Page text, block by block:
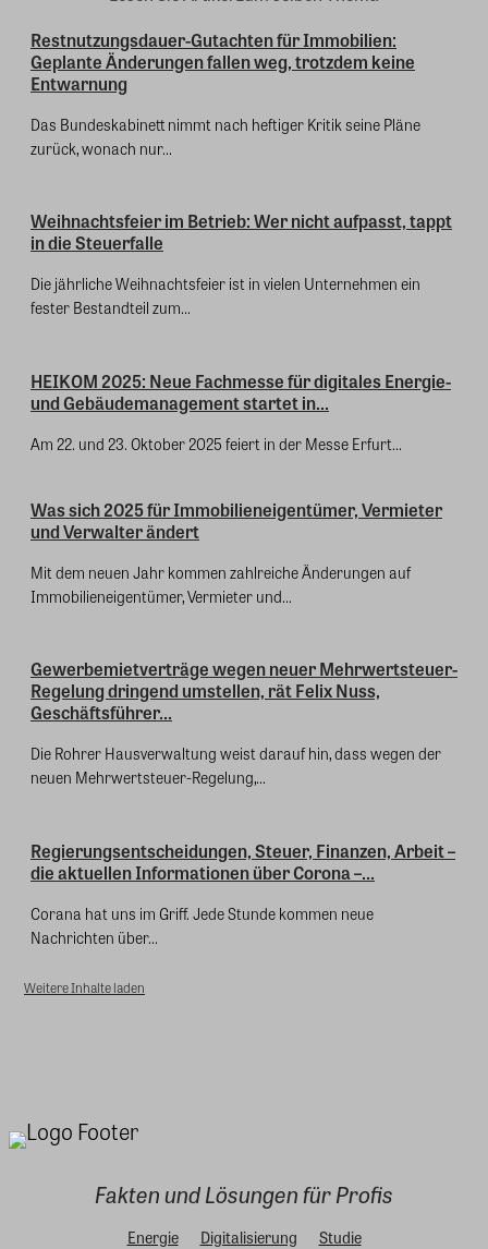
Restnutzungsdauer-Gutachten für Immobilien:
Geplante Änderungen fallen weg, trotzdem keine
Entwarnung
Das Bundeskabinett nimmt nach heftiger Kritik seine Pläne
zurück, wonach nur...
Weihnachtsfeier im Betrieb: Wer nicht aufpasst, tappt
in die Steuerfalle
Die jährliche Weihnachtsfeier ist in vielen Unternehmen ein
fester Bestandteil zum...
HEIKOM 2025: Neue Fachmesse für digitales Energie-
und Gebäudemanagement startet in...
Am 22. und 23. Oktober 2025 feiert in der Messe Erfurt...
Was sich 2025 für Immobilieneigentümer, Vermieter
und Verwalter ändert
Mit dem neuen Jahr kommen zahlreiche Änderungen auf
Immobilieneigentümer, Vermieter und...
Gewerbemietverträge wegen neuer Mehrwertsteuer-
Regelung dringend umstellen, rät Felix Nuss,
Geschäftsführer...
Die Rohrer Hausverwaltung weist darauf hin, dass wegen der
neuen Mehrwertsteuer-Regelung,...
Regierungsentscheidungen, Steuer, Finanzen, Arbeit –
die aktuellen Informationen über Corona –...
Corana hat uns im Griff. Jede Stunde kommen neue
Nachrichten über...
Weitere Inhalte laden
Fakten und Lösungen für Profis
Energie Digitalisierung
Studie